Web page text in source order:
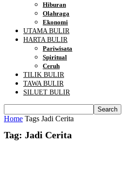
Hiburan
Olahraga
Ekonomi
UTAMA BULIR
HARTA BULIR
Pariwisata
Spiritual
Ceruh
TILIK BULIR
TAWA BULIR
SILUET BULIR
Home Tags Jadi Cerita
Tag: Jadi Cerita